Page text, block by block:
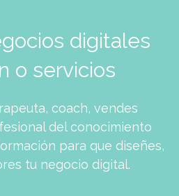
digitales
o servicios
coach, vendes
del conocimiento
para que diseñes,
tu negocio digital.